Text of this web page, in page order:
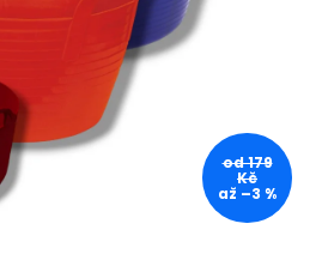
od 179
Kč
až –3 %